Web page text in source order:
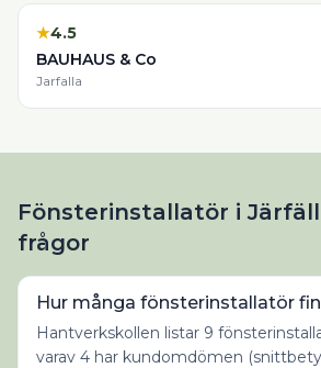
★4.5
BAUHAUS & Co
Jarfalla
Fönsterinstallatör i
frågor
Hur många fönsterinstallatör
Hantverkskollen listar 9
varav 4 har kundomdömen